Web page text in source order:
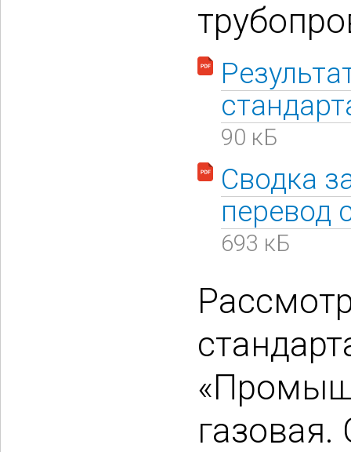
90 кБ
Сводка
перевод
693 кБ